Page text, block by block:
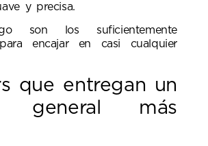
y precisa.
son los suficientemente
encajar en casi cualquier
que entregan un
general más